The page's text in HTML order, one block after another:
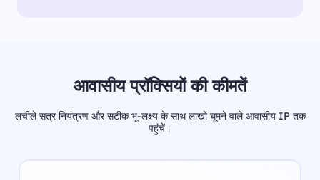
आवासीय प्रॉक्सियों की कीमतें
लचीले सत्र नियंत्रण और सटीक भू-लक्ष्य के साथ लाखों घूमने वाले आवासीय IP तक
पहुंचें।